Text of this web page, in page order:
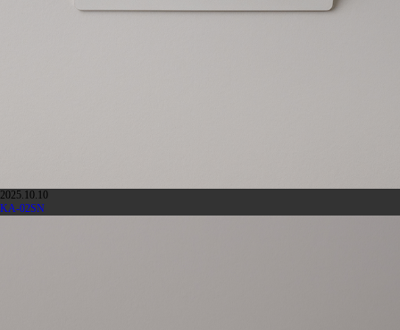
2025.10.10
KA-02SN